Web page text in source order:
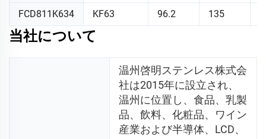
FCD811K634 KF63 96.2 135
当社について
温州啓明ステンレス株式会
社は2015年に設立され、
温州に位置し、食品、乳製
品、飲料、化粧品、ワイン
産業および半導体、LCD、